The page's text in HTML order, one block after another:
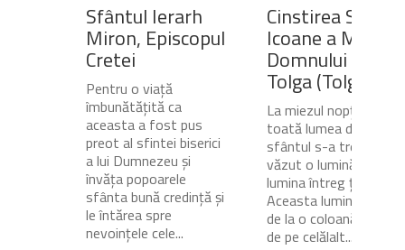
Sfântul Ierarh
Miron, Episcopul
Cretei
Pentru o viață
îmbunătățită ca
aceasta a fost pus
preot al sfintei biserici
a lui Dumnezeu și
învăța popoarele
sfânta bună credință și
le întărea spre
nevoințele cele...
Cinstirea Sfintei
Icoane a Maicii
Domnului de pe
Tolga (Tolgska)
La miezul nopții, când
toată lumea dormea,
sfântul s-a trezit și a
văzut o lumină care
lumina întreg ținutul.
Aceasta lumină venea
de la o coloană de foc
de pe celălalt...